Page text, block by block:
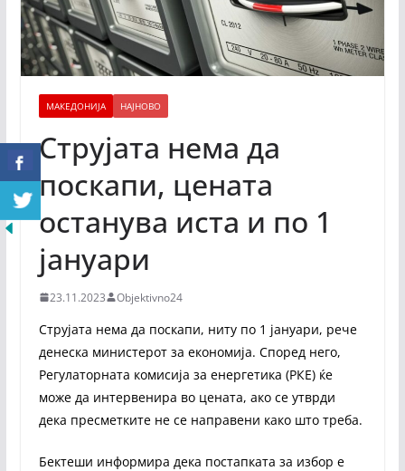
МАКЕДОНИЈА НАЈНОВО
Струјата нема да
поскапи, цената
останува иста и по 1
јануари
23.11.2023 Objektivno24
Струјата нема да поскапи, ниту по 1 јануари, рече
денеска министерот за економија. Според него,
Регулаторната комисија за енергетика (РКЕ) ќе
може да интервенира во цената, ако се утврди
дека пресметките не се направени како што треба.
Бектеши информира дека постапката за избор е